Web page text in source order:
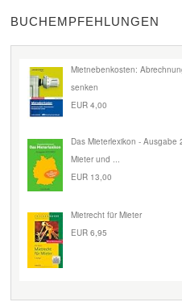
BUCHEMPFEHLUNGEN
Mietnebenkosten:
senken
EUR 4,00
Das Mieterlexikon -
Mieter und ...
EUR 13,00
Mietrecht für Mieter
EUR 6,95